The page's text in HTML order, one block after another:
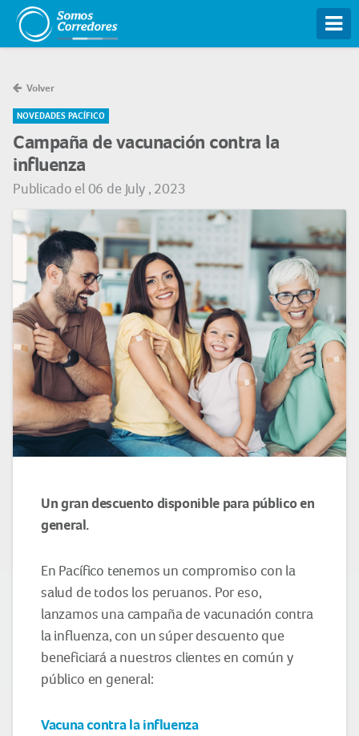
Volver
NOVEDADES PACÍFICO
Campaña de vacunación contra la
influenza
Publicado el 06 de July , 2023
Un gran descuento disponible para público en
general.
En Pacífico tenemos un compromiso con la
salud de todos los peruanos. Por eso,
lanzamos una campaña de vacunación contra
la influenza, con un súper descuento que
beneficiará a nuestros clientes en común y
público en general:
Vacuna contra la influenza